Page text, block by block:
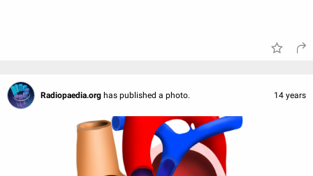
Radiopaedia.org has published a photo. 14 years